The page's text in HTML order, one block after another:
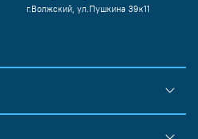
г.Волжский, ул.Пушкина 39к11